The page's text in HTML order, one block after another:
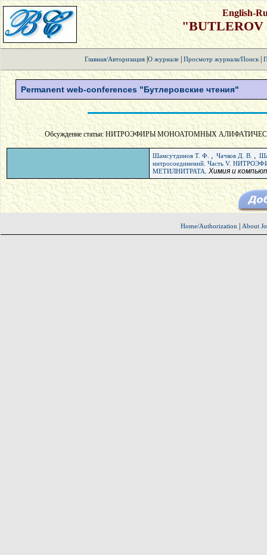
English-
Главная/Авторизация| О журнале| Просмотр журнала/Поиск|
Permanent web-conferences "Бутлеровские чтения"
Обсуждение статьи: НИТРОЭФИРЫ МОНОАТОМНЫХ
Шамсутдинов Т. Ф. , Чачков Д. В. ,
нитросоединений. Часть V.
МЕТИЛНИТРАТА. Химия и
Home/Authorization About